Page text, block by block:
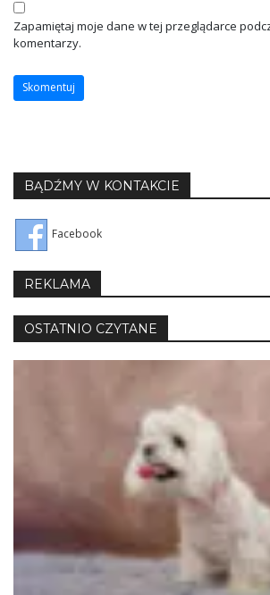
Zapamiętaj moje dane w tej przeglądarce
komentarzy.
BĄDŹMY W KONTAKCIE
Facebook
REKLAMA
OSTATNIO CZYTANE